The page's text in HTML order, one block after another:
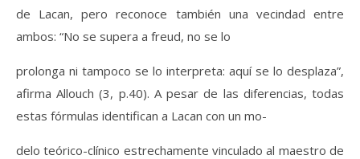
de Lacan, pero reconoce también una vecindad entre
ambos: “No se supera a freud, no se lo
prolonga ni tampoco se lo interpreta: aquí se lo desplaza”,
afirma Allouch (3, p.40). A pesar de las diferencias, todas
estas fórmulas identifican a Lacan con un mo-
delo teórico-clínico estrechamente vinculado al maestro de